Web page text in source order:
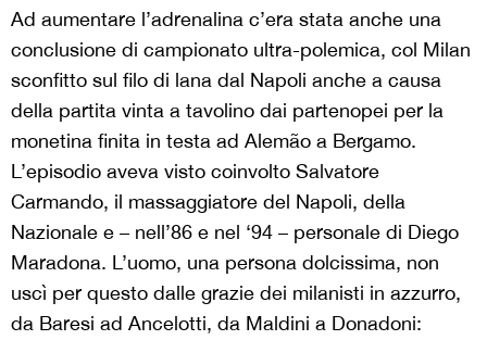
Ad aumentare l’adrenalina c’era stata anche una
conclusione di campionato ultra-polemica, col Milan
sconfitto sul filo di lana dal Napoli anche a causa
della partita vinta a tavolino dai partenopei per la
monetina finita in testa ad Alemão a Bergamo.
L’episodio aveva visto coinvolto Salvatore
Carmando, il massaggiatore del Napoli, della
Nazionale e – nell’86 e nel ‘94 – personale di Diego
Maradona. L’uomo, una persona dolcissima, non
uscì per questo dalle grazie dei milanisti in azzurro,
da Baresi ad Ancelotti, da Maldini a Donadoni: